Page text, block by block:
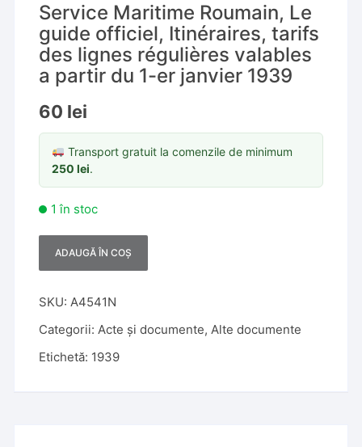
Service Maritime Roumain, Le
guide officiel, Itinéraires, tarifs
des lignes régulières valables
a partir du 1-er janvier 1939
60 lei
Transport gratuit la comenzile de minimum
250lei.
1 în stoc
ADAUGĂ ÎN COȘ
t
n
SKU:A4541N
Categorii:Acte și documente,Alte documente
Etichetă: 1939